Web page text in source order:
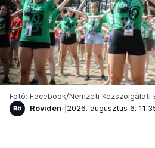
Fotó: Facebook/Nemzeti Közszolgálati
Röviden
2026. augusztus 6.